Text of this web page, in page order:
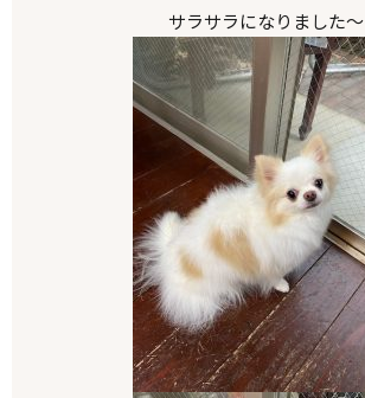
サラサラになりました～